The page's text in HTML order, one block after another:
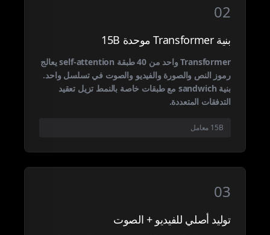
02
بنية Transformer موحدة 15B
Transformer واحد من 40 طبقة self-attention يعالج
رموز النص والصورة والفيديو والصوت في تسلسل واحد.
بنية sandwich مع طبقات خاصة بالنمط تزيل تعقيد
التدفقات المتعددة.
15B معامل
03
توليد أصلي للفيديو + الصوت